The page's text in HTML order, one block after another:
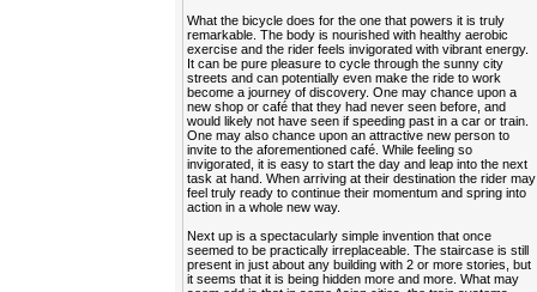
What the bicycle does for the one that powers it is truly
remarkable. The body is nourished with healthy aerobic
exercise and the rider feels invigorated with vibrant energy.
It can be pure pleasure to cycle through the sunny city
streets and can potentially even make the ride to work
become a journey of discovery. One may chance upon a
new shop or café that they had never seen before, and
would likely not have seen if speeding past in a car or train.
One may also chance upon an attractive new person to
invite to the aforementioned café. While feeling so
invigorated, it is easy to start the day and leap into the next
task at hand. When arriving at their destination the rider may
feel truly ready to continue their momentum and spring into
action in a whole new way.
Next up is a spectacularly simple invention that once
seemed to be practically irreplaceable. The staircase is still
present in just about any building with 2 or more stories, but
it seems that it is being hidden more and more. What may